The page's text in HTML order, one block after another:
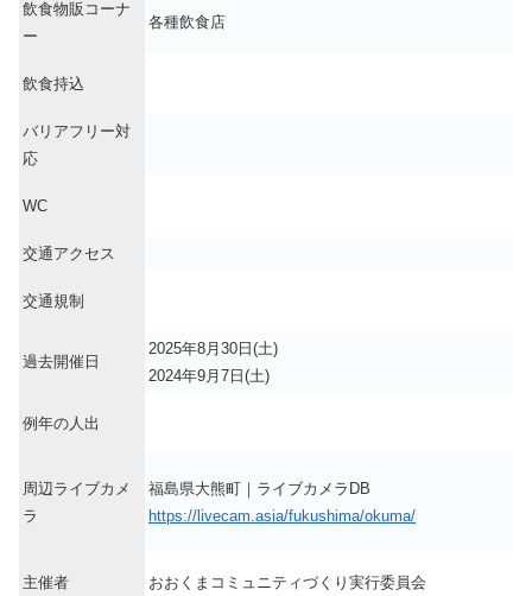
飲食物販コーナ
ー
各種飲食店
飲食持込
バリアフリー対
応
WC
交通アクセス
交通規制
過去開催日
2025年8月30日(土)
2024年9月7日(土)
例年の人出
周辺ライブカメ
ラ
福島県大熊町｜ライブカメラDB
https://livecam.asia/fukushima/okuma/
主催者 おおくまコミュニティづくり実行委員会